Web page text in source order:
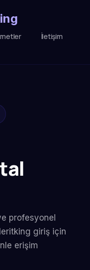
İletişim
profesyonel
giriş için
erişim